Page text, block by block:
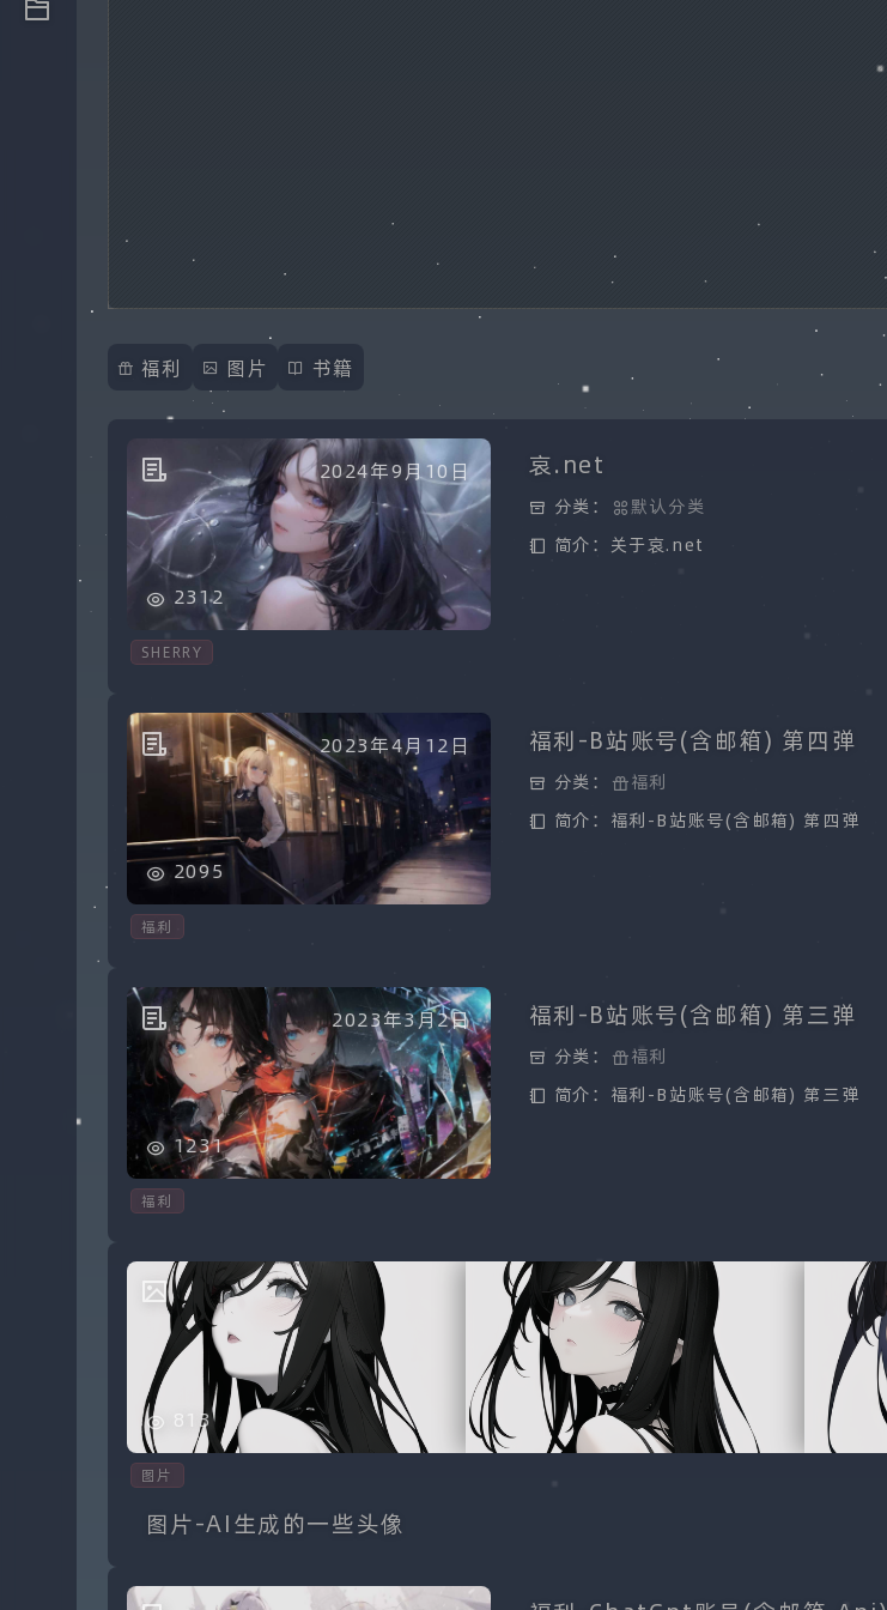
福利 图片 书籍
2024年9月10日
2312
SHERRY
哀.net
分类： 默认分类
简介：关于哀.net
2023年4月12日
2095
福利
福利-B站账号(含邮箱) 第四弹
分类：
福利
简介：福利-B站账号(含邮箱) 第四弹
2023年3月2日
1231
福利
福利-B站账号(含邮箱) 第三弹
分类：
福利
简介：福利-B站账号(含邮箱) 第三弹
813
图片
图片-AI生成的一些头像